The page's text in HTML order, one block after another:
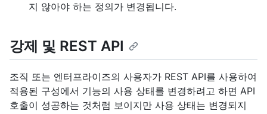
지 않아야 하는 정의가 변경됩니다.
강제 및 REST API
조직 또는 엔터프라이즈의 사용자가 REST API를 사용하여
적용된 구성에서 기능의 사용 상태를 변경하려고 하면 API
호출이 성공하는 것처럼 보이지만 사용 상태는 변경되지